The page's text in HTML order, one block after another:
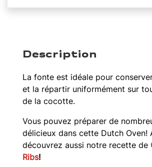
Description
La fonte est idéale pour
et la répartir uniformément sur
de la cocotte.
Vous pouvez préparer de
délicieux dans cette Dutch Oven!
découvrez aussi notre recette de
Ribs!